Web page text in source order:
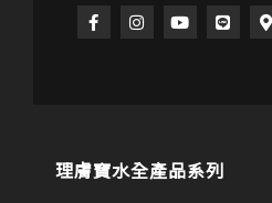
F
a
c
f
I
n
s
Y
o
u
L
i
n
a
理膚寶水全產品系列